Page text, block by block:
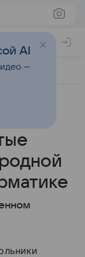
AI
—